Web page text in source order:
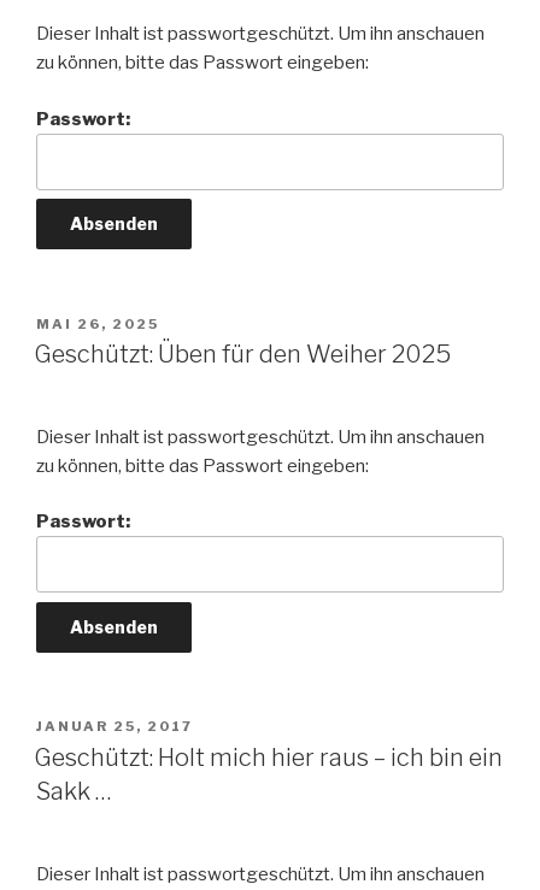
Dieser Inhalt ist passwortgeschützt. Um ihn anschauen
zu können, bitte das Passwort eingeben:
Passwort:
VERÖFFENTLICHT
AM
MAI 26, 2025
Geschützt: Üben für den Weiher 2025
Dieser Inhalt ist passwortgeschützt. Um ihn anschauen
zu können, bitte das Passwort eingeben:
Passwort:
VERÖFFENTLICHT
AM
JANUAR 25, 2017
Geschützt: Holt mich hier raus – ich bin ein
Sakk …
Dieser Inhalt ist passwortgeschützt. Um ihn anschauen